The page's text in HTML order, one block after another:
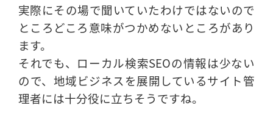
実際にその場で聞いていたわけではないので
ところどころ意味がつかめないところがあり
ます。
それでも、ローカル検索SEOの情報は少ない
ので、地域ビジネスを展開しているサイト管
理者には十分役に立ちそうですね。